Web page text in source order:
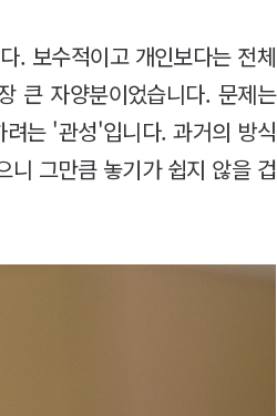
. 보수적이고 개인보다는 전체
큰 자양분이었습니다. 문제는
는 '관성'입니다. 과거의 방식
니 그만큼 놓기가 쉽지 않을 겁